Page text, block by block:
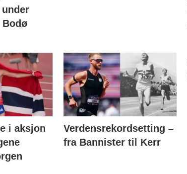
Bodø
i aksjon
Verdensrekordsetting –
fra Bannister til Kerr